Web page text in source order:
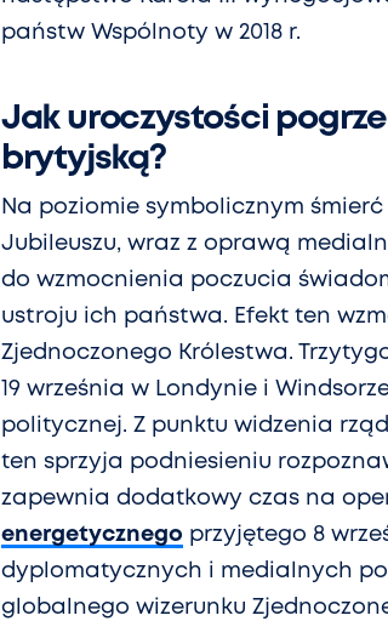
państw Wspólnoty w 2018 r.
Jak uroczystości
brytyjską?
Na poziomie symbolicznym
Jubileuszu, wraz z oprawą
do wzmocnienia poczucia
ustroju ich państwa. Efekt ten
Zjednoczonego Królestwa.
19 września w Londynie i
politycznej. Z punktu widzenia
ten sprzyja podniesieniu
zapewnia dodatkowy czas na
energetycznego przyjętego 8
dyplomatycznych i medialnych
globalnego wizerunku